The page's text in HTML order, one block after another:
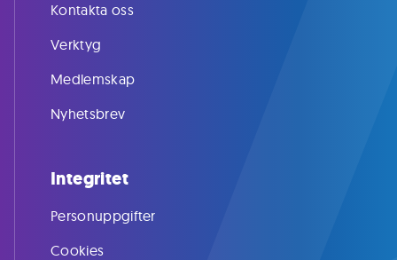
Kontakta oss
Verktyg
Medlemskap
Nyhetsbrev
Integritet
Personuppgifter
Cookies